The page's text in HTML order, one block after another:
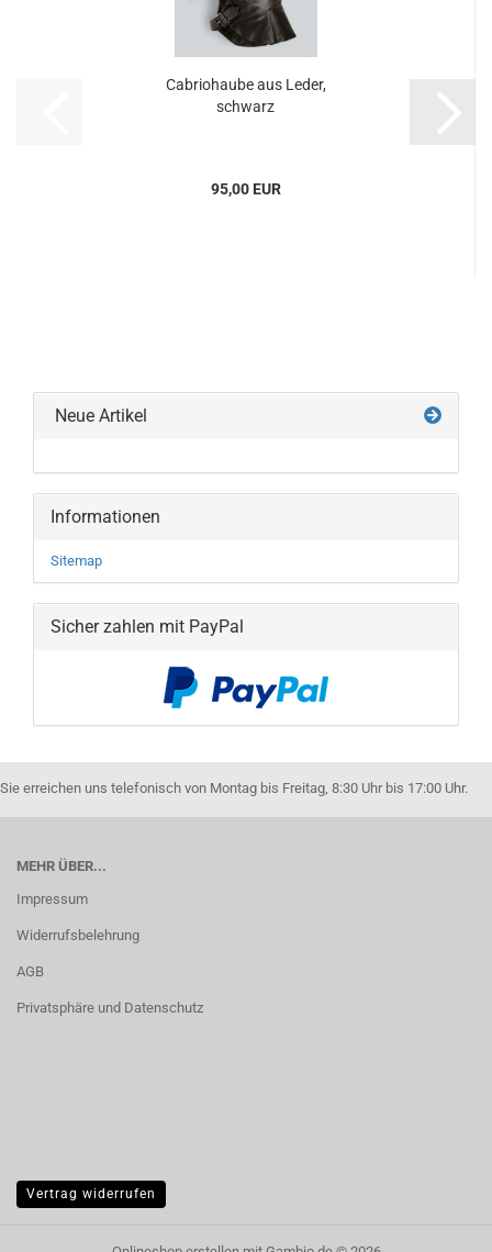
Cabriohaube aus Leder,
schwarz
95,00 EUR
Neue Artikel
Informationen
Sitemap
Sicher zahlen mit PayPal
Sie erreichen uns telefonisch von Montag bis Freitag, 8:30 Uhr bis 17:00 Uhr.
MEHR ÜBER...
Impressum
Widerrufsbelehrung
AGB
Privatsphäre und Datenschutz
Vertrag widerrufen